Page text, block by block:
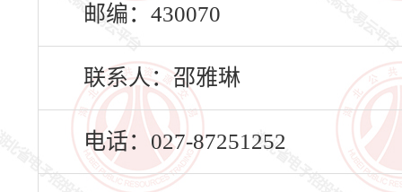
邮编：430070
联系人：邵雅琳
电话：027-87251252